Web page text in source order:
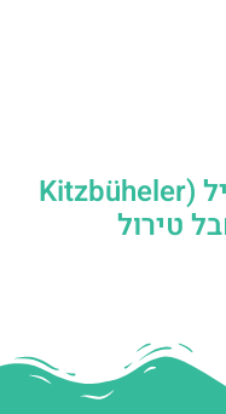
העיר העתיקה של קיצבהיל (Kitzbüheler